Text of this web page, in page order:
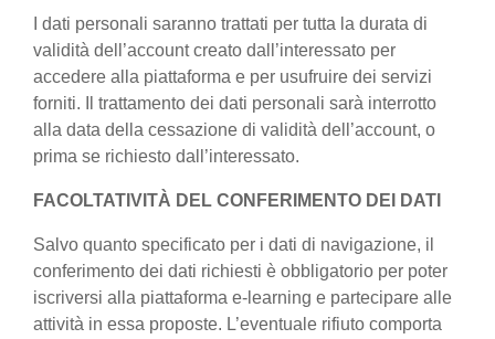
I dati personali saranno trattati per tutta la durata di
validità dell’account creato dall’interessato per
accedere alla piattaforma e per usufruire dei servizi
forniti. Il trattamento dei dati personali sarà interrotto
alla data della cessazione di validità dell’account, o
prima se richiesto dall’interessato.
FACOLTATIVITÀ DEL CONFERIMENTO DEI DATI
Salvo quanto specificato per i dati di navigazione, il
conferimento dei dati richiesti è obbligatorio per poter
iscriversi alla piattaforma e-learning e partecipare alle
attività in essa proposte. L’eventuale rifiuto comporta